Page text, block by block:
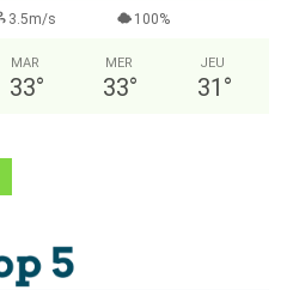
3.5m/s 100%
MAR
33°
MER
33°
JEU
31 °